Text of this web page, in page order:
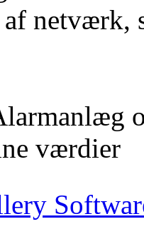
netværk,
værdier